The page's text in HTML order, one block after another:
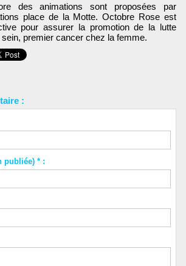
des animations sont proposées par
place de la Motte. Octobre Rose est
pour assurer la promotion de la lutte
premier cancer chez la femme.
:
publiée) * :